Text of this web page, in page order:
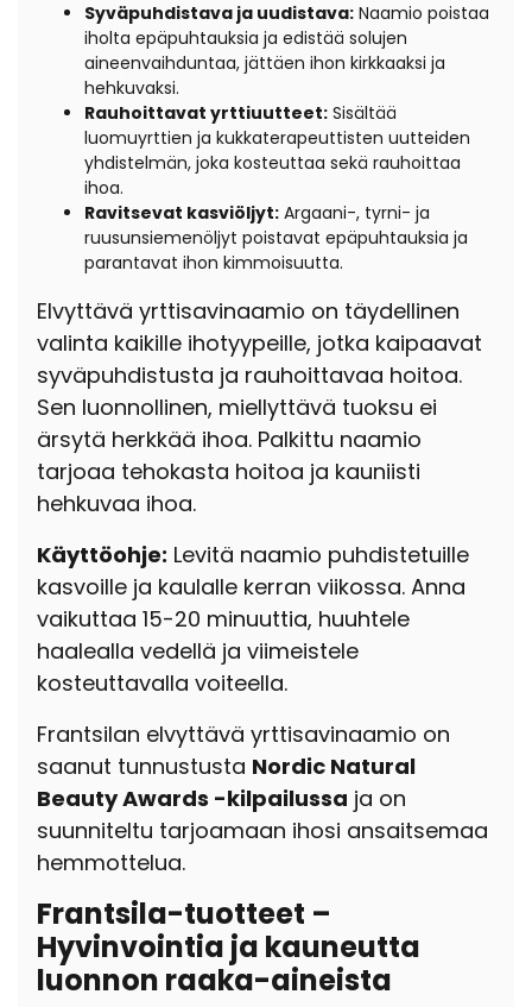
Syväpuhdistava ja uudistava: Naamio poistaa
iholta epäpuhtauksia ja edistää solujen
aineenvaihduntaa, jättäen ihon kirkkaaksi ja
hehkuvaksi.
Rauhoittavat yrttiuutteet: Sisältää
luomuyrttien ja kukkaterapeuttisten uutteiden
yhdistelmän, joka kosteuttaa sekä rauhoittaa
ihoa.
Ravitsevat kasviöljyt: Argaani-, tyrni- ja
ruusunsiemenöljyt poistavat epäpuhtauksia ja
parantavat ihon kimmoisuutta.
Elvyttävä yrttisavinaamio on täydellinen
valinta kaikille ihotyypeille, jotka kaipaavat
syväpuhdistusta ja rauhoittavaa hoitoa.
Sen luonnollinen, miellyttävä tuoksu ei
ärsytä herkkää ihoa. Palkittu naamio
tarjoaa tehokasta hoitoa ja kauniisti
hehkuvaa ihoa.
Käyttöohje: Levitä naamio puhdistetuille
kasvoille ja kaulalle kerran viikossa. Anna
vaikuttaa 15-20 minuuttia, huuhtele
haalealla vedellä ja viimeistele
kosteuttavalla voiteella.
Frantsilan elvyttävä yrttisavinaamio on
saanut tunnustusta Nordic Natural
Beauty Awards -kilpailussa ja on
suunniteltu tarjoamaan ihosi ansaitsemaa
hemmottelua.
Frantsila-tuotteet –
Hyvinvointia ja kauneutta
luonnon raaka-aineista